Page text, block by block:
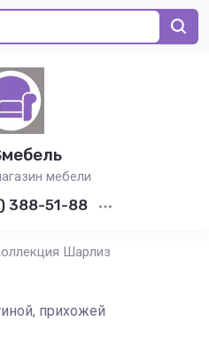
мебели
388-51-88
Шарлиз
прихожей